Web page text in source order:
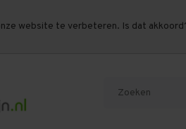
website te verbeteren. Is dat
drukte bij PostNL kan uw